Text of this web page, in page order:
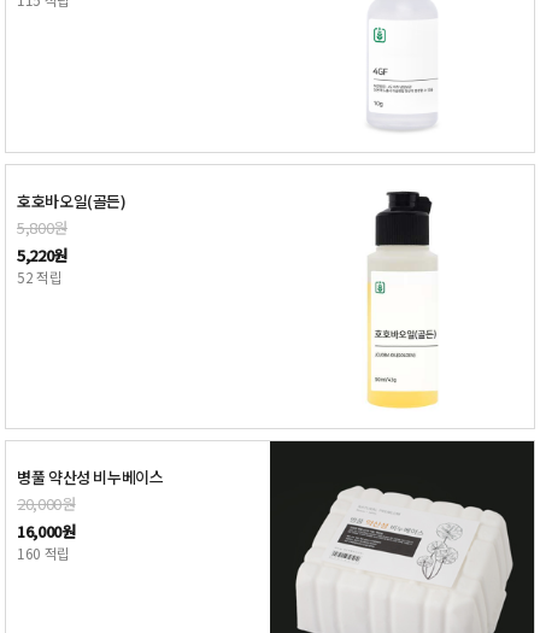
호호바오일(골든)
5,800원
5,220원
52 적립
병풀 약산성 비누베이스
20,000원
16,000원
160 적립